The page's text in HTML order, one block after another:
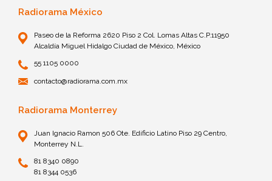
Radiorama México
Paseo de la Reforma 2620 Piso 2 Col. Lomas Altas C.P.11950
Alcaldía Miguel Hidalgo Ciudad de México, México
55 1105 0000
contacto@radiorama.com.mx
Radiorama Monterrey
Juan Ignacio Ramon 506 Ote. Edificio Latino Piso 29 Centro,
Monterrey N.L.
81 8340 0890
81 8344 0536